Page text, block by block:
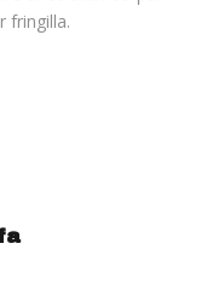
fringilla.